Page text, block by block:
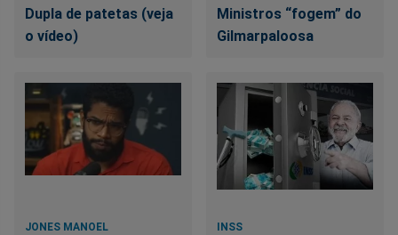
Dupla de patetas (veja
o vídeo)
Ministros “fogem” do
Gilmarpaloosa
JONES MANOEL INSS